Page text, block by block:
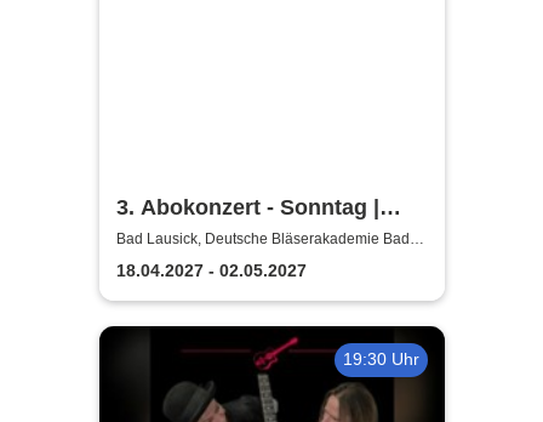
3. Abokonzert - Sonntag |
Sächsische
Bläserphilharmonie
Bad Lausick, Deutsche Bläserakademie Bad
Lausick
18.04.2027 - 02.05.2027
19:30 Uhr